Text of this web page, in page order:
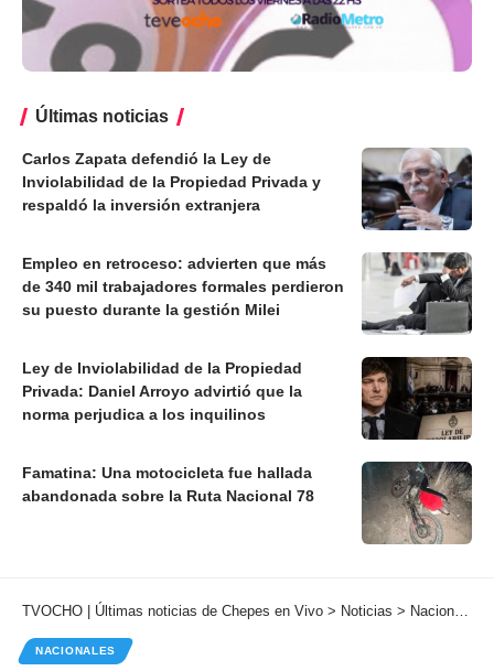
Últimas noticias
Carlos Zapata defendió la Ley de
Inviolabilidad de la Propiedad Privada y
respaldó la inversión extranjera
Empleo en retroceso: advierten que más
de 340 mil trabajadores formales perdieron
su puesto durante la gestión Milei
Ley de Inviolabilidad de la Propiedad
Privada: Daniel Arroyo advirtió que la
norma perjudica a los inquilinos
Famatina: Una motocicleta fue hallada
abandonada sobre la Ruta Nacional 78
TVOCHO | Últimas noticias de Chepes en Vivo > Noticias > Nacionales
NACIONALES